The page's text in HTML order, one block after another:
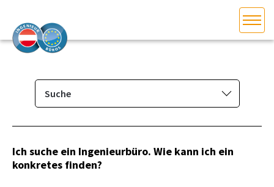
DAS INGENIEURBÜRO
INTERESSEN­VERTRETUNG
Suche
Mitglieder­verzeichnis
Suche
Eintragen/Ändern
Ich suche ein Ingenieurbüro. Wie kann ich ein
konkretes finden?